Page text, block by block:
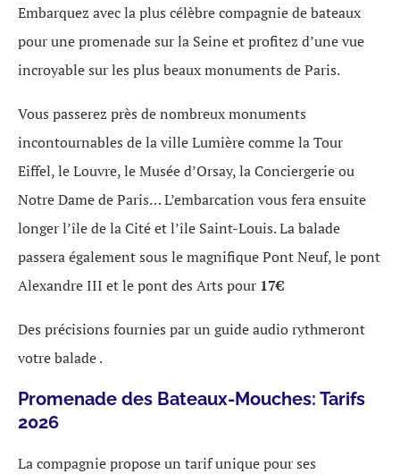
Embarquez avec la plus célèbre compagnie de bateaux
pour une promenade sur la Seine et profitez d’une vue
incroyable sur les plus beaux monuments de Paris.
Vous passerez près de nombreux monuments
incontournables de la ville Lumière comme la Tour
Eiffel, le Louvre, le Musée d’Orsay, la Conciergerie ou
Notre Dame de Paris… L’embarcation vous fera ensuite
longer l’île de la Cité et l’île Saint-Louis. La balade
passera également sous le magnifique Pont Neuf, le pont
Alexandre III et le pont des Arts pour 17€
Des précisions fournies par un guide audio rythmeront
votre balade .
Promenade des Bateaux-Mouches: Tarifs
2026
La compagnie propose un tarif unique pour ses